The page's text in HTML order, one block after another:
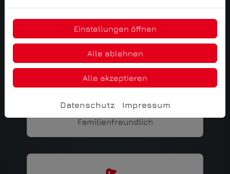
Langfristige und sichere
Zusammenarbeit
Familienfreundlich
Einstellungen öffnen
Alle ablehnen
Alle akzeptieren
Datenschutz Impressum